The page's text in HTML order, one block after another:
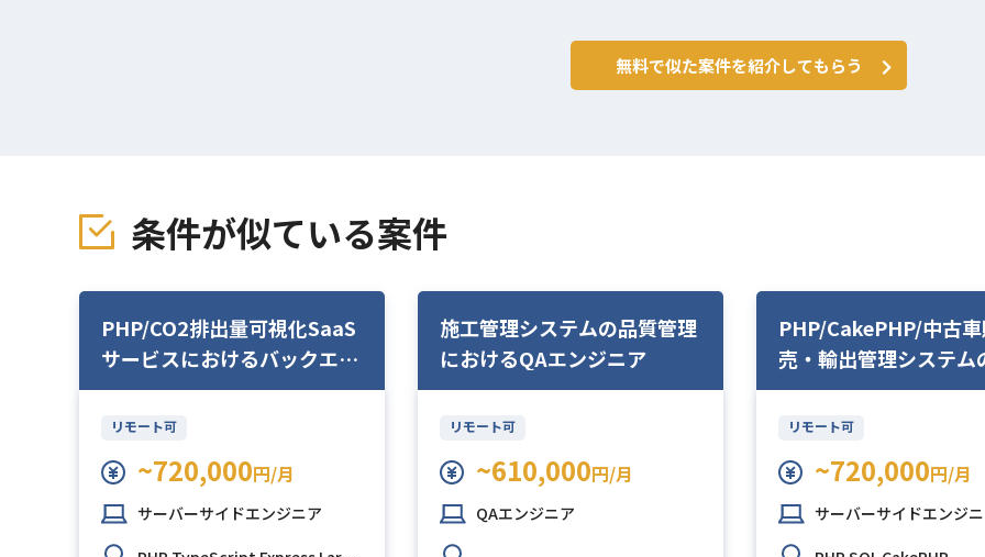
無料で似た案件を紹介してもらう
条件が似ている案件
PHP/CO2排出量可視化SaaS
サービスにおけるバックエン
ド開発
リモート可
~720,000円/月
サーバーサイドエンジニア
施工管理システムの品質管理
におけるQAエンジニア
リモート可
~610,000円/月
QAエンジニア
PHP/CakePHP/中古
売・輸出管理システム
リモート可
~720,000円/月
サーバーサイドエンジ